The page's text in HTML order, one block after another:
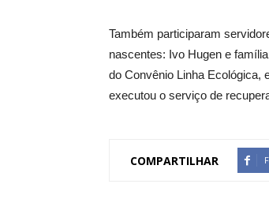
Também participaram
nascentes: Ivo Hugen e
do Convênio Linha Ecológica,
executou o serviço de
COMPARTILHAR